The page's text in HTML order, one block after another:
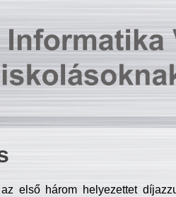
első három helyezettet